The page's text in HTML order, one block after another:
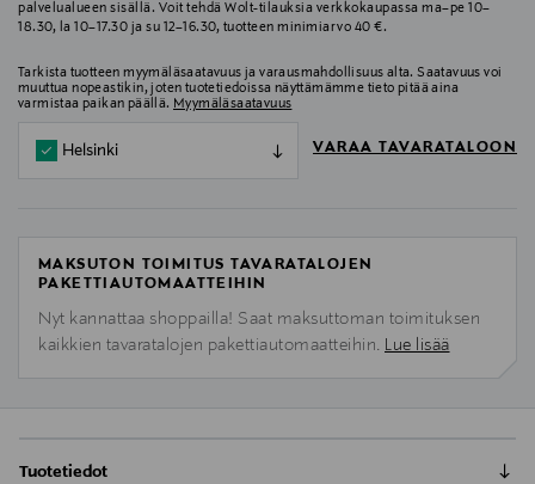
palvelualueen sisällä. Voit tehdä Wolt-tilauksia verkkokaupassa ma–pe 10–
18.30, la 10–17.30 ja su 12–16.30, tuotteen minimiarvo 40 €.
Tarkista tuotteen myymäläsaatavuus ja varausmahdollisuus alta. Saatavuus voi
muuttua nopeastikin, joten tuotetiedoissa näyttämämme tieto pitää aina
varmistaa paikan päällä. Myymäläsaatavuus
Helsinki VARAA TAVARATALOON
MAKSUTON TOIMITUS TAVARATALOJEN
PAKETTIAUTOMAATTEIHIN
Nyt kannattaa shoppailla! Saat maksuttoman toimituksen
kaikkien tavaratalojen pakettiautomaatteihin. Lue lisää
Tuotetiedot